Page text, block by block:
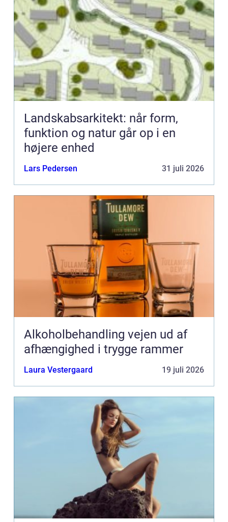
Landskabsarkitekt: når form,
funktion og natur går op i en
højere enhed
Lars Pedersen 31 juli 2026
Alkoholbehandling vejen ud af
afhængighed i trygge rammer
Laura Vestergaard 19 juli 2026